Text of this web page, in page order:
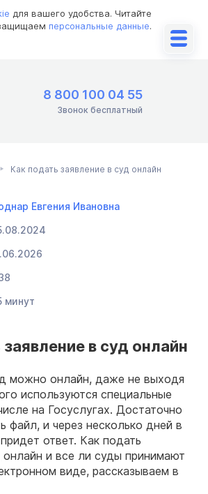
для вашего удобства. Читайте
персональные данные.
8 800 100 04 55
Звонок бесплатный
Как подать заявление в суд онлайн
Евгения Ивановна
минут
в суд онлайн
можно онлайн, даже не выходя
используются специальные
на Госуслугах. Достаточно
файл, и через несколько дней в
ответ. Как подать
онлайн и все ли суды принимают
виде, рассказываем в